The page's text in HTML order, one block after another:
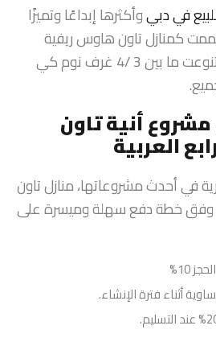
في دبيوأكثرها إبداعًا وتميزًا
كمنازل تاون هاوس ريفية
واسعة المساحة، حيث تنوعت ما بين 3 /4 غرف نوم كي
أنية تاون
العربية
في أحدث مشروعاتها، منازل تاون
وفق خطة دفع سهلة وميسرة على
10%